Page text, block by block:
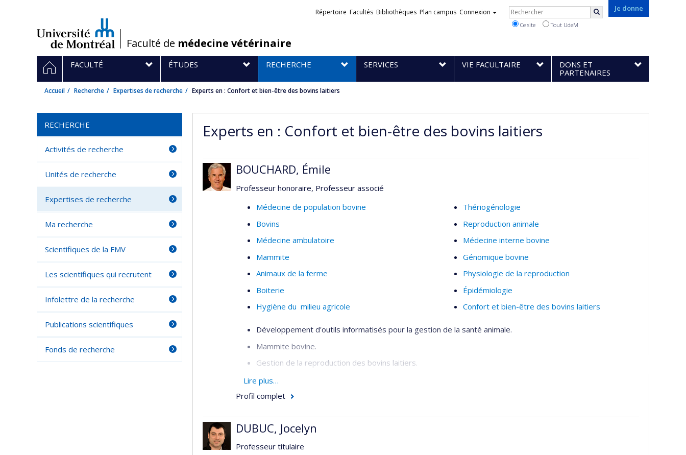
/Faculté de médecine vétérinaire
Je donne
Liens
Répertoire Facultés Bibliothèques Plan campus Connexion Rechercher
Ce site Tout UdeM
Navigation
principale
ACCUEIL
FACULTÉ ÉTUDES RECHERCHE SERVICES VIE FACULTAIRE
DONS ET
PARTENAIRES
Accueil Recherche Expertises de recherche Experts en : Confort et bien-être des bovins laitiers
Experts en : Confort et bien-être des bovins laitiers
BOUCHARD, Émile
Professeur honoraire, Professeur associé
Médecine de population bovine
Bovins
Médecine ambulatoire
Mammite
Animaux de la ferme
Boiterie
Hygiène du milieu agricole
Thériogénologie
Reproduction animale
Médecine interne bovine
Génomique bovine
Physiologie de la reproduction
Épidémiologie
Confort et bien-être des bovins laitiers
Développement d'outils informatisés pour la gestion de la santé animale.
Mammite bovine.
Gestion de la reproduction des bovins laitiers.
Épidémiologie
Lire plus…
Profil complet
DUBUC, Jocelyn
Professeur titulaire
RECHERCHE
Activités de recherche
Unités de recherche
Expertises de recherche
Ma recherche
Scientifiques de la FMV
Les scientifiques qui recrutent
Infolettre de la recherche
Publications scientifiques
Fonds de recherche